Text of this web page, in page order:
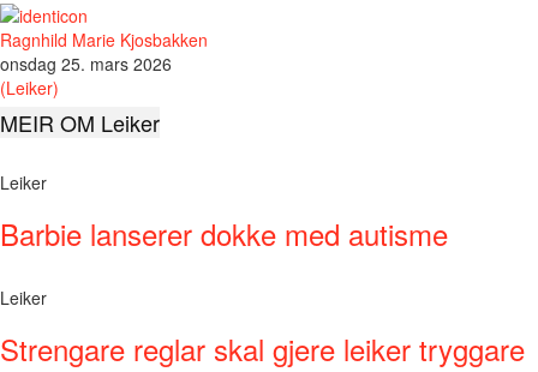
Ragnhild Marie Kjosbakken
onsdag 25. mars 2026
(Leiker)
MEIR OM Leiker
Leiker
Barbie lanserer dokke med autisme
Leiker
Strengare reglar skal gjere leiker tryggare